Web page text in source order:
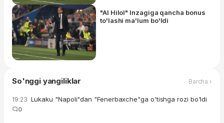
"Al Hilol" Inzagiga qancha bonus
to'lashi ma'lum bo'ldi
So'nggi yangiliklar Barcha ›
19:23 Lukaku "Napoli"dan "Fenerbaxche"ga o'tishga rozi bo'ldi
0